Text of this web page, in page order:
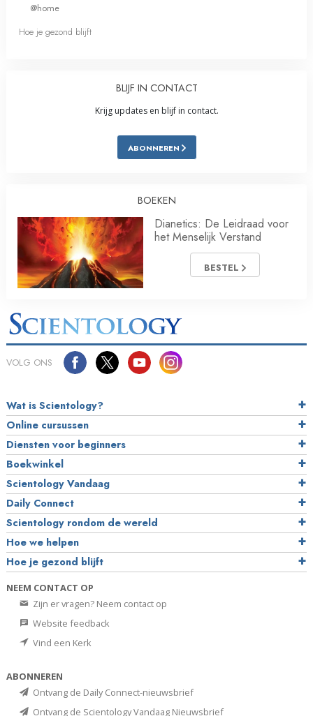
@home
Hoe je gezond blijft
BLIJF IN CONTACT
Krijg updates en blijf in contact.
ABONNEREN
BOEKEN
Dianetics: De Leidraad voor
het Menselijk Verstand
BESTEL
VOLG ONS
Wat is Scientology?
Online cursussen
Diensten voor beginners
Boekwinkel
Scientology Vandaag
Daily Connect
Scientology rondom de wereld
Hoe we helpen
Hoe je gezond blijft
NEEM CONTACT OP
Zijn er vragen? Neem contact op
Website feedback
Vind een Kerk
ABONNEREN
Ontvang de Daily Connect-nieuwsbrief
Ontvang de Scientology Vandaag Nieuwsbrief